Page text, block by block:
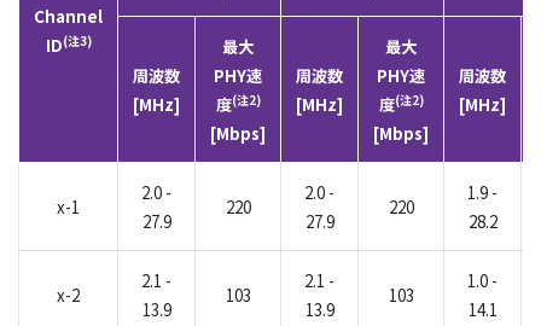
Channel
ID(注3)
周波数
[MHz]
最大
PHY速
度(注2)
[Mbps]
周波数
[MHz]
最大
PHY速
度(注2)
[Mbps]
周波数
[MHz]
x-1
2.0 -
27.9
220
2.0 -
27.9
220
1.9 -
28.2
x-2
2.1 -
13.9
103
2.1 -
13.9
103
1.0 -
14.1